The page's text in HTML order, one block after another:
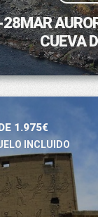
CUEVA
1.975€
INCLUIDO